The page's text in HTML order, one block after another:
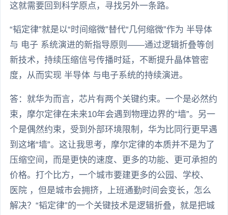
这就需要回到科学原点，寻找另外一条路。
“韬定律”就是以“时间缩微”替代“几何缩微”作为 半导体
与 电子 系统演进的新指导原则——通过逻辑折叠等创
新技术，持续压缩信号传播时延，不断提升晶体管密
度，从而实现 半导体 与电子系统的持续演进。
答：就华为而言，芯片有两个关键约束。一个是必然约
束，摩尔定律在未来10年会遇到物理边界的“墙”。另一
个是偶然约束，受到外部环境限制，华为比同行更早遇
到这堵“墙”。这让我思考，摩尔定律的本质并不是为了
压缩空间，而是更快的速度、更多的功能、更可承担的
价格。打个比方，一个城市要建更多的公园、学校、
医院 ，但是城市会拥挤，上班通勤时间会变长，怎么
解决？“韬定律”的一个关键技术是逻辑折叠，就是把城